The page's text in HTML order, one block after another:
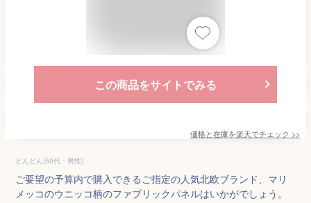
この商品をサイトでみる
価格と在庫を楽天でチェック >>
どんどん(50代・男性)
ご要望の予算内で購入できるご指定の人気北欧ブランド、マリ
メッコのウニッコ柄のファブリックパネルはいかがでしょう。